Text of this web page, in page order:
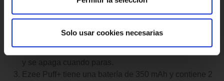
Solo usar cookies necesarias
plástico que rodea el cigarrillo electrónico.
El producto se inicia automáticamente cuando inhalas
y se apaga cuando paras.
Ezee Puff+ tiene una batería de 350 mAh y contiene 2